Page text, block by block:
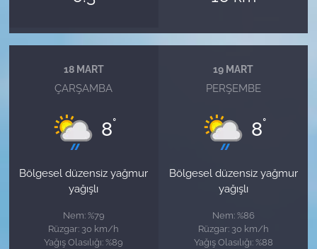
18 MART
ÇARŞAMBA
8°
Bölgesel düzensiz yağmur
yağışlı
Nem: %79
Rüzgar: 30 km/h
Yağış Olasılığı: %89
19 MART
PERŞEMBE
8°
Bölgesel düzensiz yağmur
yağışlı
Nem: %86
Rüzgar: 30 km/h
Yağış Olasılığı: %88